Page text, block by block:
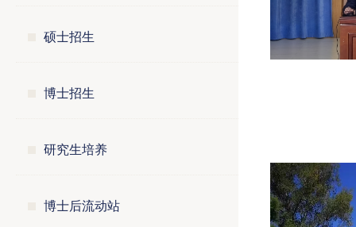
硕士招生
博士招生
研究生培养
博士后流动站